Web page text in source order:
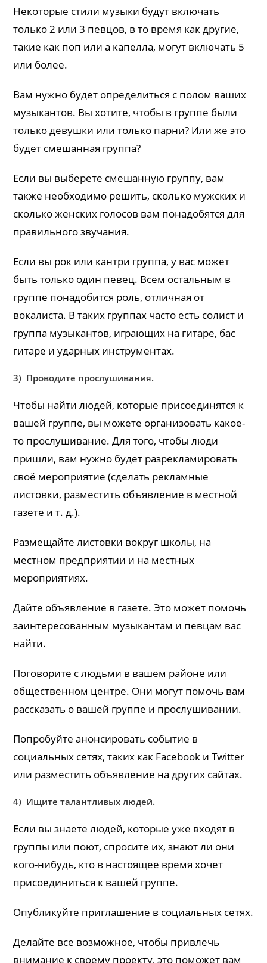
Некоторые стили музыки будут включать
только 2 или 3 певцов, в то время как другие,
такие как поп или а капелла, могут включать 5
или более.
Вам нужно будет определиться с полом ваших
музыкантов. Вы хотите, чтобы в группе были
только девушки или только парни? Или же это
будет смешанная группа?
Если вы выберете смешанную группу, вам
также необходимо решить, сколько мужских и
сколько женских голосов вам понадобятся для
правильного звучания.
Если вы рок или кантри группа, у вас может
быть только один певец. Всем остальным в
группе понадобится роль, отличная от
вокалиста. В таких группах часто есть солист и
группа музыкантов, играющих на гитаре, бас
гитаре и ударных инструментах.
3) Проводите прослушивания.
Чтобы найти людей, которые присоединятся к
вашей группе, вы можете организовать какое-
то прослушивание. Для того, чтобы люди
пришли, вам нужно будет разрекламировать
своё мероприятие (сделать рекламные
листовки, разместить объявление в местной
газете и т. д.).
Размещайте листовки вокруг школы, на
местном предприятии и на местных
мероприятиях.
Дайте объявление в газете. Это может помочь
заинтересованным музыкантам и певцам вас
найти.
Поговорите с людьми в вашем районе или
общественном центре. Они могут помочь вам
рассказать о вашей группе и прослушивании.
Попробуйте анонсировать событие в
социальных сетях, таких как Facebook и Twitter
или разместить объявление на других сайтах.
4) Ищите талантливых людей.
Если вы знаете людей, которые уже входят в
группы или поют, спросите их, знают ли они
кого-нибудь, кто в настоящее время хочет
присоединиться к вашей группе.
Опубликуйте приглашение в социальных сетях.
Делайте все возможное, чтобы привлечь
внимание к своему проекту, это поможет вам